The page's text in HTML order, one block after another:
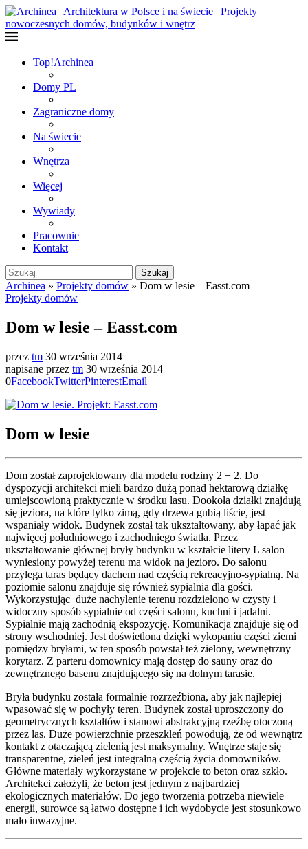
Top!Archinea
Domy PL
Zagraniczne domy
Na świecie
Wnętrza
Więcej
Wywiady
Pracownie
Kontakt
Szukaj
Archinea » Projekty domów » Dom w lesie – Easst.com
Projekty domów
Dom w lesie – Easst.com
przez tm 30 września 2014
napisane przez tm 30 września 2014
0FacebookTwitterPinterestEmail
Dom w lesie
Dom został zaprojektowany dla modelu rodziny 2 + 2. Do
dyspozycji architekci mieli bardzo dużą ponad hektarową działkę
umiejscowioną praktycznie w środku lasu. Dookoła działki znajdują
się jeziora, na które tylko zimą, gdy drzewa gubią liście, jest
wspaniały widok. Budynek został tak ukształtowany, aby łapać jak
najwięcej południowego i zachodniego światła. Przez
ukształtowanie głównej bryły budynku w kształcie litery L salon
wyniesiony powyżej terenu ma widok na jezioro. Do salonu
przylega taras będący dachem nad częścią rekreacyjno-sypialną. Na
poziomie salonu znajduje się również sypialnia dla gości.
Wykorzystując duże nachylenie terenu rozdzielono w czysty i
widoczny sposób sypialnie od części salonu, kuchni i jadalni.
Sypialnie mają zachodnią ekspozycję. Komunikacja znajduje się od
strony wschodniej. Jest doświetlona dzięki wykopaniu części ziemi
pomiędzy bryłami, w ten sposób powstał też zielony, wewnętrzny
korytarz. Z parteru domownicy mają dostęp do sauny oraz do
zewnętrznego basenu znajdującego się na dolnym tarasie.
Bryła budynku została formalnie rozrzeźbiona, aby jak najlepiej
wpasować się w pochyły teren. Budynek został uproszczony do
geometrycznych kształtów i stanowi abstrakcyjną rzeźbę otoczoną
przez las. Duże powierzchnie przeszkleń powodują, że od wewnątrz
kontakt z otaczającą zielenią jest maksymalny. Wnętrze staje się
transparentne, zieleń jest integralną częścią życia domowników.
Główne materiały wykorzystane w projekcie to beton oraz szkło.
Architekci założyli, że beton jest jednym z najbardziej
ekologicznych materiałów. Do jego tworzenia potrzeba niewiele
energii, surowce są łatwo dostępne i ich wydobycie jest stosunkowo
mało inwazyjne.